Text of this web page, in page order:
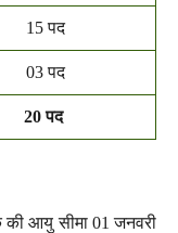
15 पद
03 पद
20 पद
आयु सीमा 01 जनवरी